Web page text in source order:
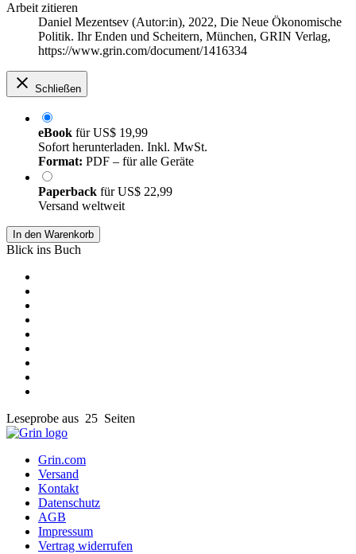
Arbeit zitieren
Daniel Mezentsev (Autor:in), 2022, Die Neue Ökonomische
Politik. Ihr Enden und Scheitern, München, GRIN Verlag,
https://www.grin.com/document/1416334
Schließen
eBook fürUS$ 19,99
Sofort herunterladen. Inkl. MwSt.
Format: PDF – für alle Geräte
Paperback fürUS$ 22,99
Versand weltweit
In den Warenkorb
Blick ins Buch
Leseprobe aus 25 Seiten
Grin.com
Versand
Kontakt
Datenschutz
AGB
Impressum
Vertrag widerrufen